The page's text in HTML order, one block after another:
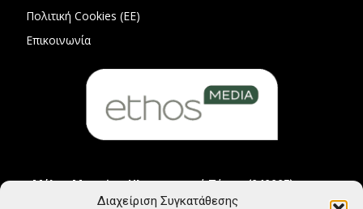
Διαχείριση Συγκατάθεσης
Πολιτική Cookies (ΕΕ)
Επικοινωνία
Μέλος Μητρώου Ηλεκτρονικού Τύπου (242225)